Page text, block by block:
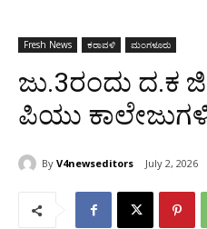
Fresh News ಕರಾವಳಿ ಮಂಗಳೂರು
ಜು.3ರಂದು ದ.ಕ
ಪಿಯು
By V4newseditors July 2, 2026